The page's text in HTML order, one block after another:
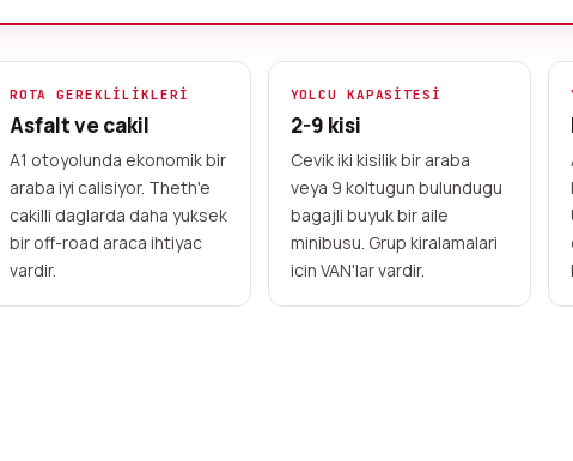
sehir gezisinden daga kaygan yollarda SUV
yerel kiralama sirketleri her rota ve
uygun sinifi bulun, teklifleri karsilastirin ve
on odeme Esnek kolay rezervasyon 2023'ten beri
ROTA GEREKLILIKLERI
Asfalt ve cakil
A1 otoyolunda ekonomik bir
araba iyi calisiyor. Theth'e
cakilli daglarda daha yuksek
bir off-road araca ihtiyac
vardir.
YOLCU KAPASITESI
2-9 kisi
Cevik iki kisilik bir araba
veya 9 koltugun bulundugu
bagajli buyuk bir aile
minibusu. Grup kiralamalari
icin VAN'lar vardir.